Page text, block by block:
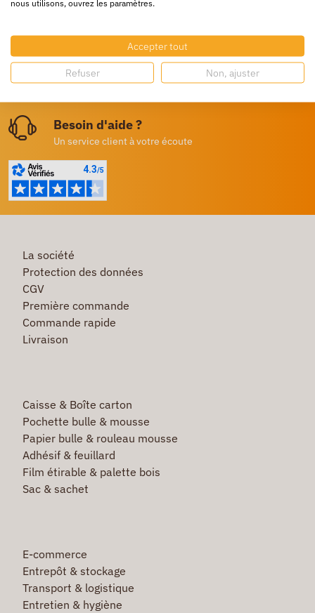
24/72h partout en europe
Livraison gratuite
Dès 250€ HT d’achat
Destockage
Besoin d'aide ?
Un service client à votre écoute
La société
Protection des données
CGV
Première commande
Commande rapide
Livraison
Caisse & Boîte carton
Pochette bulle & mousse
Papier bulle & rouleau mousse
Adhésif & feuillard
Film étirable & palette bois
Sac & sachet
E-commerce
Entrepôt & stockage
Transport & logistique
Entretien & hygiène
nous utilisons, ouvrez les paramètres.
Accepter tout
Refuser Non, ajuster